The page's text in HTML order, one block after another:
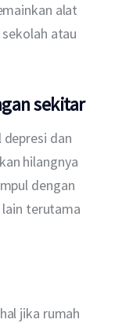
alat
atau
sekitar
dan
hilangnya
dengan
terutama
jika rumah